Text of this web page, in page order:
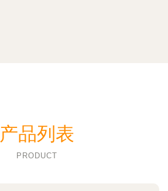
产品列表
PRODUCT